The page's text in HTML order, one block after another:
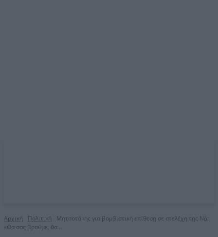
Αρχική Πολιτική
Μητσοτάκης για βομβιστική επίθεση σε στελέχη της ΝΔ:
«Θα σας βρούμε, θα...